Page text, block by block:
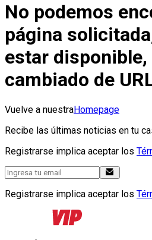
No podemos
página
estar disponible,
cambiado de
Vuelve a nuestraHomepage
Recibe las últimas noticias en tu
Registrarse implica aceptar los
Registrarse implica aceptar los